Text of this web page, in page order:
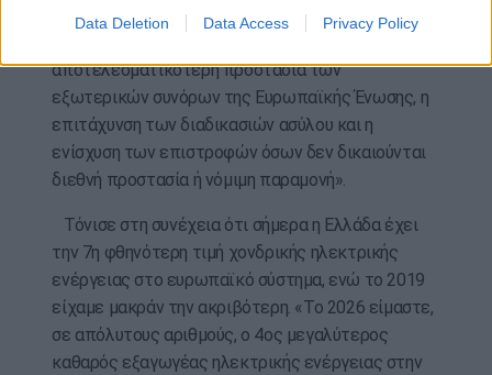
Data Deletion Data Access Privacy Policy
μεγαλύτερη κοινή μεταναστευτική μεταρρύθμιση
αποτελεσματικότερη προστασία των
εξωτερικών συνόρων της Ευρωπαϊκής Ένωσης, η
επιτάχυνση των διαδικασιών ασύλου και η
ενίσχυση των επιστροφών όσων δεν δικαιούνται
διεθνή προστασία ή νόμιμη παραμονή».
Τόνισε στη συνέχεια ότι σήμερα η Ελλάδα έχει
την 7η φθηνότερη τιμή χονδρικής ηλεκτρικής
ενέργειας στο ευρωπαϊκό σύστημα, ενώ το 2019
είχαμε μακράν την ακριβότερη. «Το 2026 είμαστε,
σε απόλυτους αριθμούς, ο 4ος μεγαλύτερος
καθαρός εξαγωγέας ηλεκτρικής ενέργειας στην